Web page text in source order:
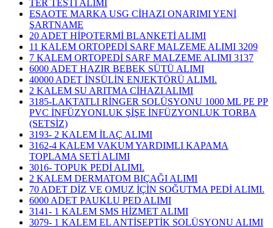
TER TESTİ ALIMI
ESAOTE MARKA USG CİHAZI ONARIMI YENİ
ŞARTNAME
20 ADET HİPOTERMİ BLANKETİ ALIMI
11 KALEM ORTOPEDİ SARF MALZEME ALIMI 3209
7 KALEM ORTOPEDİ SARF MALZEME ALIMI 3137
6000 ADET HAZIR BEBEK SÜTÜ ALIMI
40000 ADET İNSÜLİN ENJEKTÖRÜ ALIMI.
2 KALEM SU ARITMA CİHAZI ALIMI
3185-LAKTATLI RİNGER SOLÜSYONU 1000 ML PE PP
PVC İNFÜZYONLUK ŞİŞE İNFÜZYONLUK TORBA
(SETSİZ)
3193- 2 KALEM İLAÇ ALIMI
3162-4 KALEM VAKUM YARDIMLI KAPAMA
TOPLAMA SETİ ALIMI
3016- TOPUK PEDİ ALIMI.
2 KALEM DERMATOM BIÇAĞI ALIMI
70 ADET DİZ VE OMUZ İÇİN SOĞUTMA PEDİ ALIMI.
6000 ADET PAUKLU PED ALIMI
3141- 1 KALEM SMS HİZMET ALIMI
3079- 1 KALEM EL ANTİSEPTİK SOLÜSYONU ALIMI